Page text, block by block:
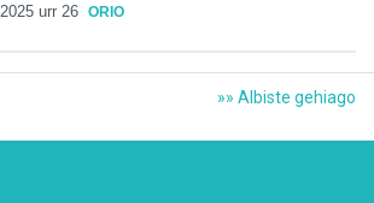
2025 urr 26 ORIO
»» Albiste gehiago